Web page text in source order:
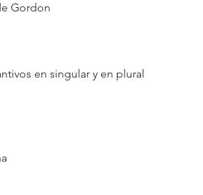
Gordon
en singular y en plural